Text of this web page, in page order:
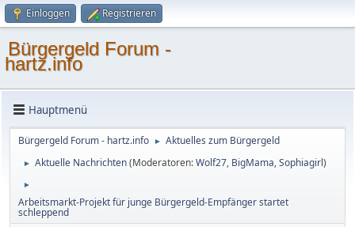
Einloggen Registrieren
Bürgergeld Forum -
hartz.info
Hauptmenü
Bürgergeld Forum - hartz.info ► Aktuelles zum Bürgergeld
► Aktuelle Nachrichten(Moderatoren:Wolf27, BigMama,Sophiagirl)
►
Arbeitsmarkt-Projekt für junge Bürgergeld-Empfänger startet
schleppend